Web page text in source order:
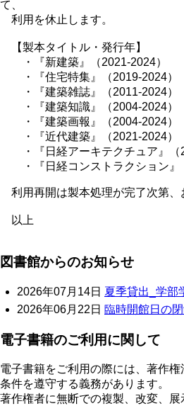
て、
利用を休止します。
【製本タイトル・発行年】
・『新建築』（2021-2024）
・『住宅特集』（2019-2024）
・『建築雑誌』（2011-2024）
・『建築知識』（2004-2024）
・『建築画報』（2004-2024）
・『近代建築』（2021-2024）
・『日経アーキテクチュア』（
・『日経コンストラクション』
利用再開は製本処理が完了次第、
以上
図書館からのお知らせ
2026年07月14日 夏季貸出_学部
2026年06月22日 臨時開館日の
電子書籍のご利用に関して
電子書籍をご利用の際には、著作権
条件を遵守する義務があります。
著作権者に無断での複製、改変、展